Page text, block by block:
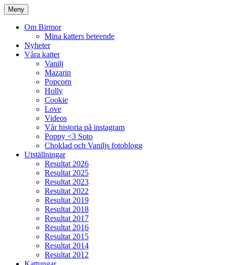
Meny
Om Birmor
Mina katters beteende
Nyheter
Våra katter
Vanilj
Mazarin
Popcorn
Holly
Cookie
Love
Videos
Vår historia på instagram
Poppy <3 Soto
Choklad och Vaniljs fotoblogg
Utställningar
Resultat 2026
Resultat 2025
Resultat 2023
Resultat 2022
Resultat 2019
Resultat 2018
Resultat 2017
Resultat 2016
Resultat 2015
Resultat 2014
Resultat 2012